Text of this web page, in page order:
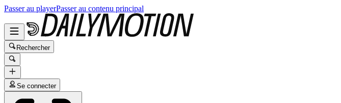
Passer au playerPasser au contenu principal
Rechercher
Se connecter